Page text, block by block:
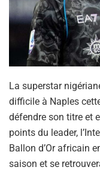
La superstar
difficile à Naples
défendre son titre et
points du leader,
Ballon d’Or africain
saison et se